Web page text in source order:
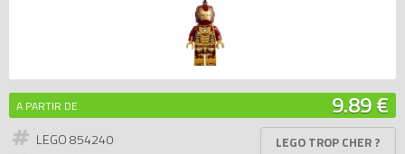
A PARTIR DE 9.89 €
LEGO 854240
LEGO TROP CHER ?